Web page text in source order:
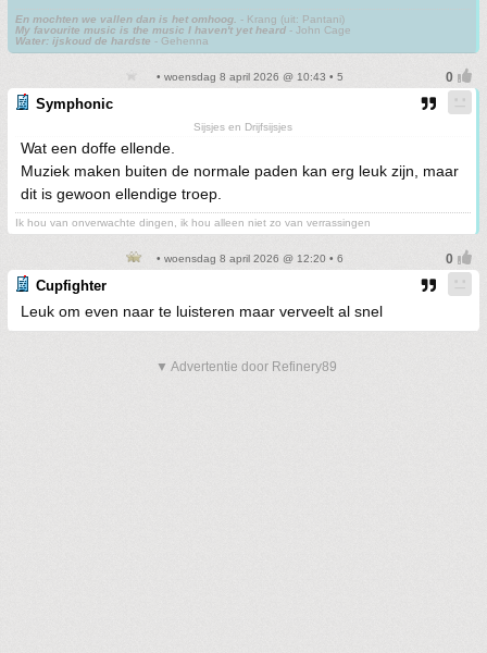
En mochten we vallen dan is het omhoog.
- Krang (uit: Pantani)
My favourite music is the music I haven't yet heard - John Cage
Water: ijskoud de hardste - Gehenna
• woensdag 8 april 2026 @ 10:43 • 5
Symphonic
Sijsjes en Drijfsijsjes
Wat een doffe ellende.
Muziek maken buiten de normale paden kan erg leuk zijn, maar
dit is gewoon ellendige troep.
Ik hou van onverwachte dingen, ik hou alleen niet zo van verrassingen
• woensdag 8 april 2026 @ 12:20 • 6
Cupfighter
Leuk om even naar te luisteren maar verveelt al snel
▼ Advertentie door Refinery89